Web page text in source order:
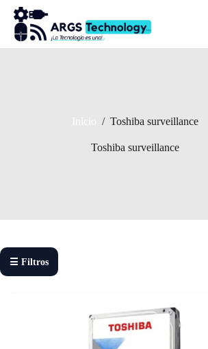
Saltar
contenido
/ Toshiba surveillance
Toshiba surveillance
☰ Filtros